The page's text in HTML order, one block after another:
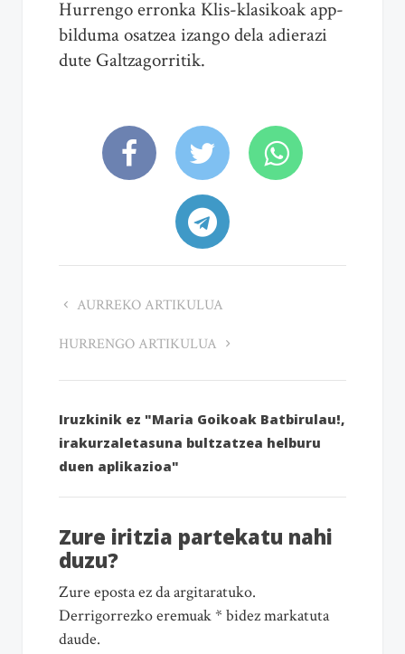
Hurrengo erronka Klis-klasikoak app-
bilduma osatzea izango dela adierazi
dute Galtzagorritik.
AURREKO ARTIKULUA
HURRENGO ARTIKULUA
Iruzkinik ez "Maria Goikoak Batbirulau!,
irakurzaletasuna bultzatzea helburu
duen aplikazioa"
Zure iritzia partekatu nahi
duzu?
Zure eposta ez da argitaratuko.
Derrigorrezko eremuak * bidez markatuta
daude.